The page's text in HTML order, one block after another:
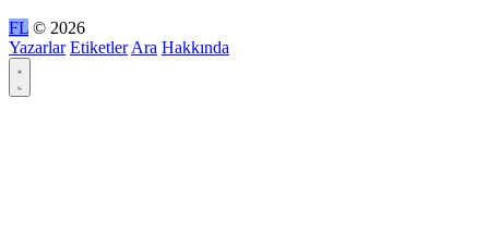
FL © 2026
Yazarlar Etiketler Ara Hakkında